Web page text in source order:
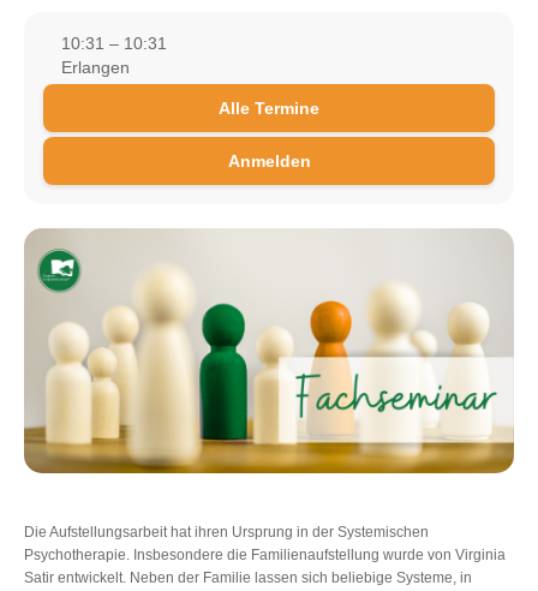
10:31 – 10:31
Erlangen
Alle Termine
Anmelden
Die Aufstellungsarbeit hat ihren Ursprung in der Systemischen
Psychotherapie. Insbesondere die Familienaufstellung wurde von Virginia
Satir entwickelt. Neben der Familie lassen sich beliebige Systeme, in